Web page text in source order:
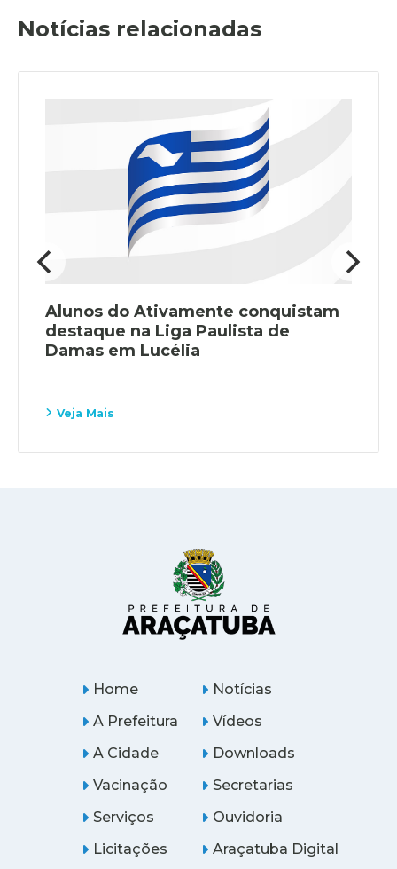
Notícias relacionadas
Alunos do Ativamente conquistam
destaque na Liga Paulista de
Damas em Lucélia
Veja Mais
Home
A Prefeitura
A Cidade
Notícias
Vídeos
Downloads
Vacinação
Serviços
Licitações
Secretarias
Ouvidoria
Araçatuba Digital